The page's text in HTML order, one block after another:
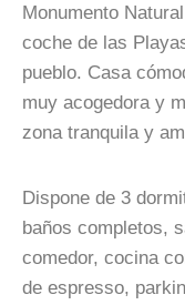
Monumento
coche de las
pueblo. Casa
muy acogedora y
zona tranquila y
Dispone de 3
baños completos,
comedor, cocina
de espresso,